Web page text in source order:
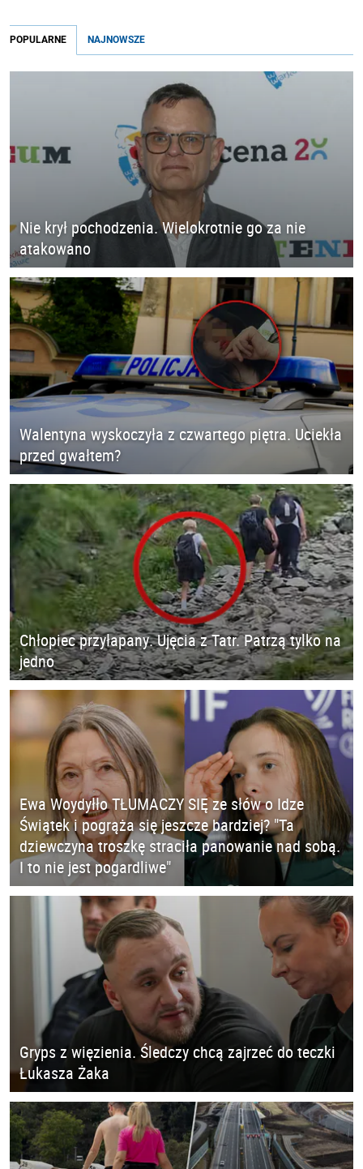
POPULARNE NAJNOWSZE
Nie krył pochodzenia. Wielokrotnie go za nie
atakowano
Walentyna wyskoczyła z czwartego piętra. Uciekła
przed gwałtem?
Chłopiec przyłapany. Ujęcia z Tatr. Patrzą tylko na
jedno
Ewa Woydyłło TŁUMACZY SIĘ ze słów o Idze
Świątek i pogrąża się jeszcze bardziej? "Ta
dziewczyna troszkę straciła panowanie nad sobą.
I to nie jest pogardliwe"
Gryps z więzienia. Śledczy chcą zajrzeć do teczki
Łukasza Żaka